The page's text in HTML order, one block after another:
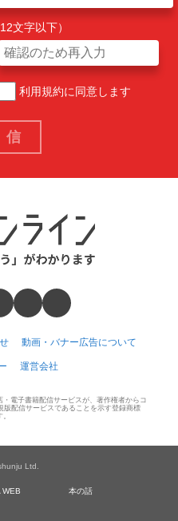
文字以下）
利用規約に同意します
動画・バナー広告について
運営会社
電子書籍配信サービスが、著作権者からコ
版配信サービスであることを示す登録商標
Ltd.
WEB 本の話